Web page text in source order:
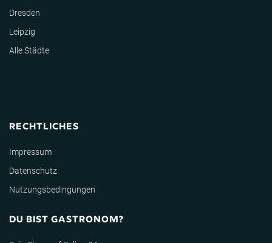
Dresden
Leipzig
Alle Städte
RECHTLICHES
Impressum
Datenschutz
Nutzungsbedingungen
DU BIST GASTRONOM?